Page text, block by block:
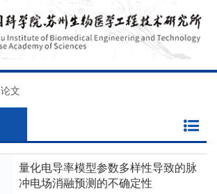
论文
量化电导率模型参数多样性导致的脉
冲电场消融预测的不确定性